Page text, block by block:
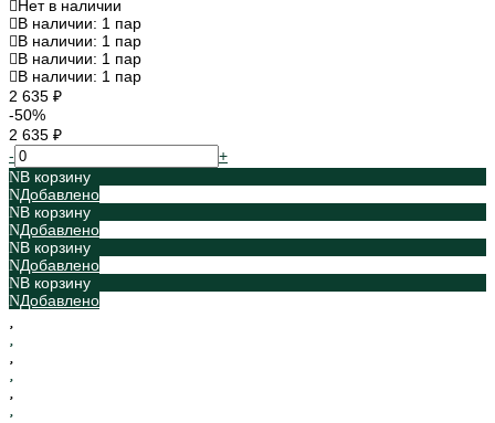
Нет в наличии
В наличии: 1 пар
В наличии: 1 пар
В наличии: 1 пар
В наличии: 1 пар
2 635 ₽
-50%
2 635 ₽
-
+
В корзину
Добавлено
В корзину
Добавлено
В корзину
Добавлено
В корзину
Добавлено